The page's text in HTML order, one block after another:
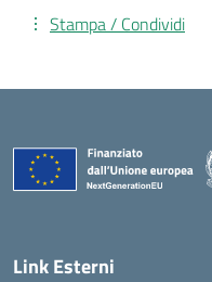
Stampa / Condividi
Link Esterni